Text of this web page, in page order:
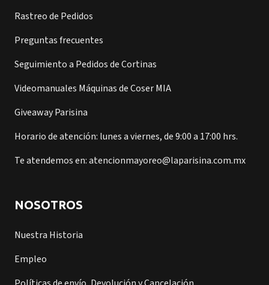
Rastreo de Pedidos
Preguntas frecuentes
Seguimiento a Pedidos de Cortinas
Videomanuales Máquinas de Coser MIA
Giveaway Parisina
Horario de atención: lunes a viernes, de 9:00 a 17:00 hrs.
Te atendemos en: atencionmayoreo@laparisina.com.mx
NOSOTROS
Nuestra Historia
Empleo